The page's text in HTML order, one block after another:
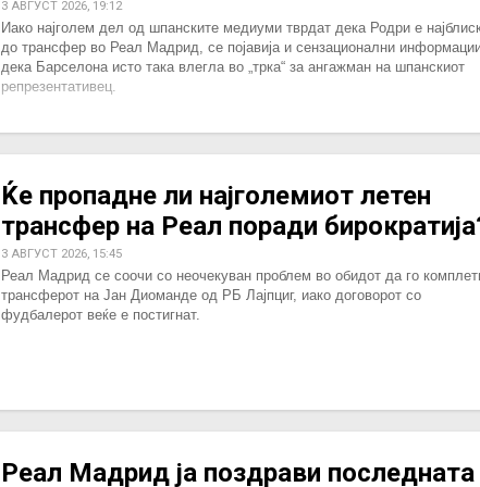
3 АВГУСТ 2026, 19:12
Иако најголем дел од шпанските медиуми тврдат дека Родри е
до трансфер во Реал Мадрид, се појавија и сензационални
дека Барселона исто така влегла во „трка“ за ангажман на шпанскиот
репрезентативец.
Ќе пропадне ли најголемиот летен
трансфер на Реал поради
3 АВГУСТ 2026, 15:45
Реал Мадрид се соочи со неочекуван проблем во обидот да го
трансферот на Јан Диоманде од РБ Лајпциг, иако договорот со
фудбалерот веќе е постигнат.
Реал Мадрид ја поздрави последната